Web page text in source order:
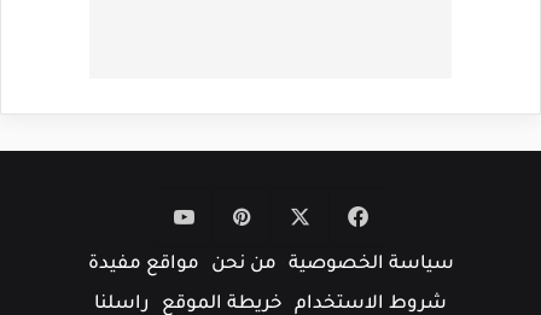
فيسبوك بينتيريست‫YouTube
سياسة الخصوصية من نحن
مواقع مفيدة
شروط الاستخدام
خريطة الموقع راسلنا